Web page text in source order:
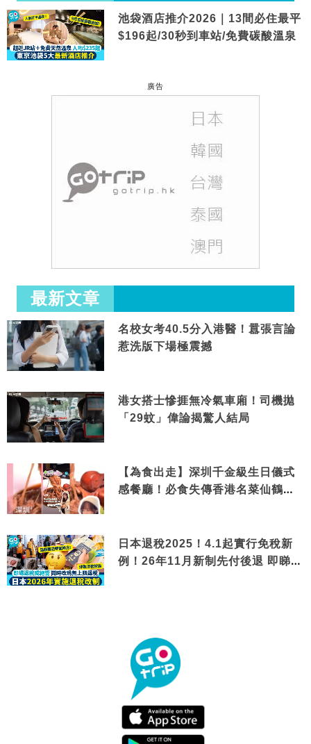
池袋酒店推介2026｜13間必住最平
$196起/30秒到車站/免費碳酸溫泉
廣告
最新文章
名校女考40.5分入港醫！囂張言論
惹洗版下場極震撼
港女搭士慘捱無冷氣車廂！司機拋
「29蚊」偉論揭驚人結局
【為食出走】深圳千金級生日儀式
感餐廳！必食失傳香港名菜仙鶴神
日本退稅2025！4.1起實行免稅新
例！26年11月新制先付後退 即睇步